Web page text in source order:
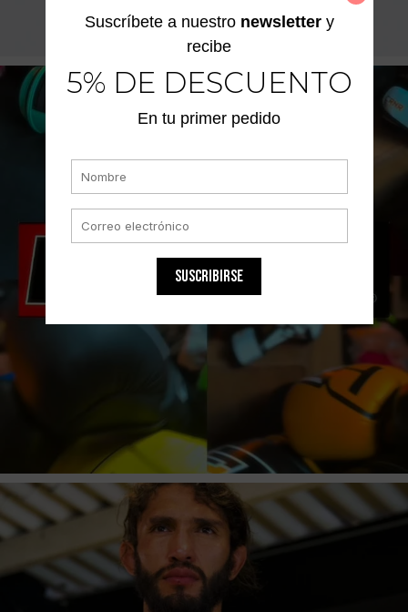
Suscríbete a nuestro newslettery
recibe
5% DE DESCUENTO
En tu primer pedido
SUSCRIBIRSE